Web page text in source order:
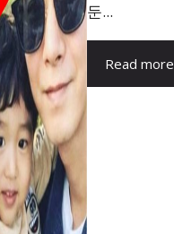
둔...
Read more